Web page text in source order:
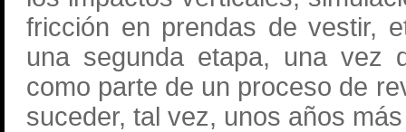
fricción en prendas de vestir,
una segunda etapa, una vez
como parte de un proceso de
suceder, tal vez, unos años